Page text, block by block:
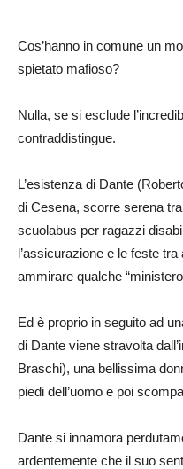
Cos’hanno in comune un
spietato mafioso?
Nulla, se si esclude
contraddistingue.
L’esistenza di Dante
di Cesena, scorre serena
scuolabus per ragazzi
l’assicurazione e le feste
ammirare qualche
Ed è proprio in seguito ad
di Dante viene stravolta
Braschi), una bellissima
piedi dell’uomo e poi
Dante si innamora
ardentemente che il suo